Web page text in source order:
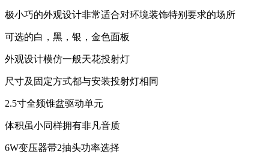
极小巧的外观设计非常适合对环境装饰特别要求的场所
可选的白，黑，银，金色面板
外观设计模仿一般天花投射灯
尺寸及固定方式都与安装投射灯相同
2.5寸全频锥盆驱动单元
体积虽小同样拥有非凡音质
6W变压器带2抽头功率选择